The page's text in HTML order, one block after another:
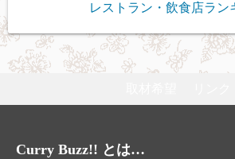
レストラン・飲食店ラン
Curry Buzz!! とは…